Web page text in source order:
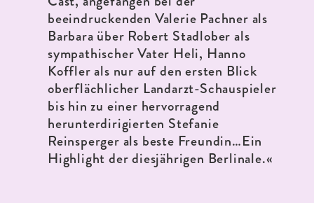
beeindruckenden Valerie Pachner als
Barbara über Robert Stadlober als
sympathischer Vater Heli, Hanno
Koffler als nur auf den ersten Blick
oberflächlicher Landarzt-Schauspieler
bis hin zu einer hervorragend
herunterdirigierten Stefanie
Reinsperger als beste Freundin…Ein
Highlight der diesjährigen Berlinale.«